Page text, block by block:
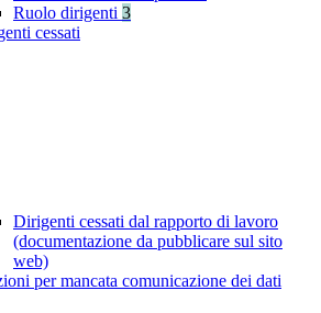
Ruolo dirigenti 3
cessati
Dirigenti cessati dal rapporto di lavoro
(documentazione da pubblicare sul sito
web)
per mancata comunicazione dei dati